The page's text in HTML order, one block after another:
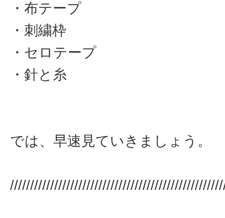
・布テープ
・刺繍枠
・セロテープ
・針と糸
では、早速見ていきましょう。